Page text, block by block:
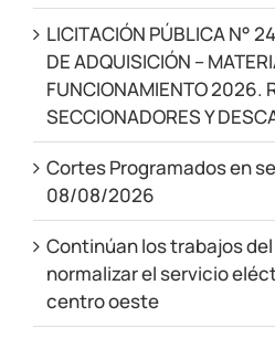
LICITACIÓN PÚBLICA N°
DE ADQUISICIÓN –
FUNCIONAMIENTO 2026.
SECCIONADORES Y
Cortes Programados en
08/08/2026
Continúan los trabajos del
normalizar el servicio
centro oeste